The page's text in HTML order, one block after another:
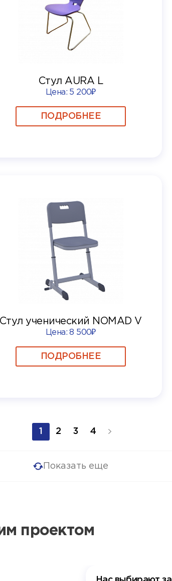
Стул AURA L
Цена: 5 200₽
ПОДРОБНЕЕ
Стул ученический NOMAD V
Цена:8 500₽
ПОДРОБНЕЕ
1 2 3 4
Показать еще
проектом